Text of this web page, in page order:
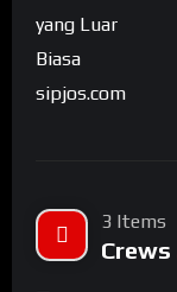
3 Items
Crews